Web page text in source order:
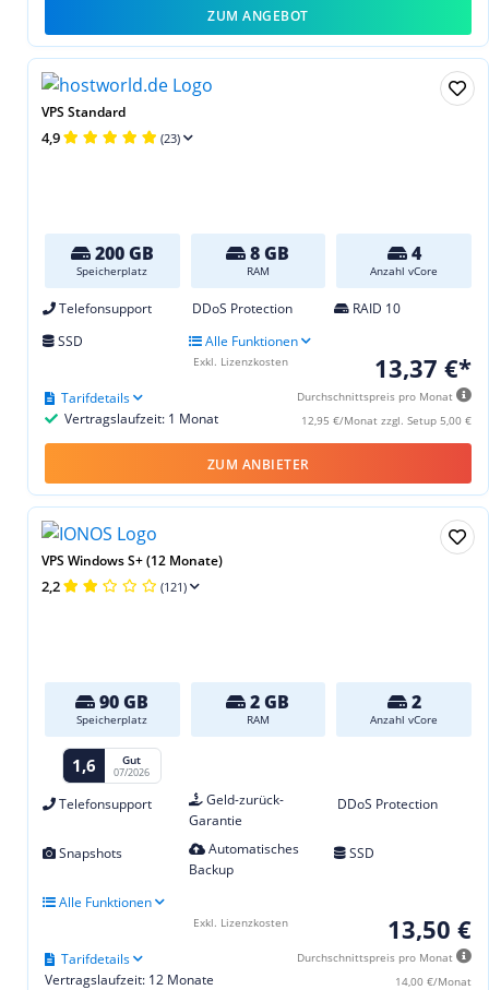
ZUM ANGEBOT
VPS Standard
4,9 (23)
200 GB
Speicherplatz
8 GB
RAM
4
Anzahl vCore
Telefonsupport DDoS Protection
RAID 10
SSD
Alle Funktionen
13,37 €*
Durchschnittspreis pro Monat
12,95 €/Monat zzgl. Setup 5,00 €
Vertragslaufzeit: 1 Monat
Tarifdetails
Exkl. Lizenzkosten
ZUM ANBIETER
VPS Windows S+ (12 Monate)
2,2 (121)
90 GB
Speicherplatz
2 GB
RAM
2
Anzahl vCore
1,6 Gut
07/2026
Telefonsupport
Geld-zurück-
Garantie
DDoS Protection
Snapshots
Automatisches
Backup
SSD
Alle Funktionen
13,50 €
Durchschnittspreis pro Monat
14,00 €/Monat
Vertragslaufzeit: 12 Monate
Tarifdetails
Exkl. Lizenzkosten